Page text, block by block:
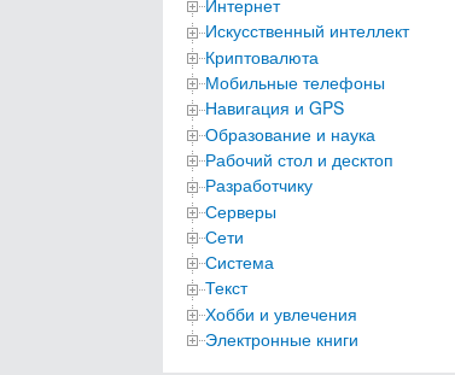
Искусственный интеллект
Криптовалюта
Мобильные телефоны
Навигация и GPS
Образование и наука
Рабочий стол и десктоп
Разработчику
Серверы
Сети
Система
Текст
Хобби и увлечения
Электронные книги